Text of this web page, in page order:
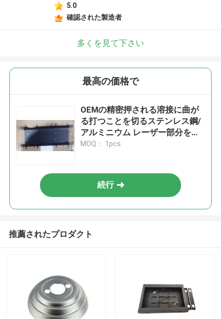
5.0
確認された製造者
多くを見て下さい
最高の価格で
OEMの精密押される溶接に曲が
る打つことを切るステンレス鋼/
アルミニウム レーザー部分を押
す
MOQ： 1pcs
続行
推薦されたプロダクト